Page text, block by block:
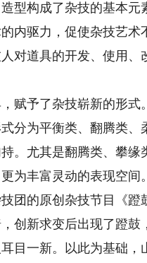
构成了杂技的基本元
内驱力，促使杂技艺
对道具的开发、使用
予了杂技崭新的形式
分为平衡类、翻腾类
。尤其是翻腾类、攀
为丰富灵动的表现空间。
的原创杂技节目《蹬
创新求变后出现了蹬
目一新。以此为基础，